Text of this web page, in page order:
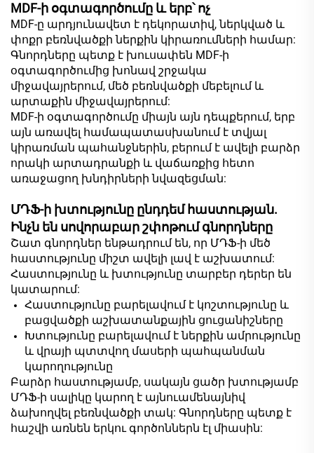
MDF-ի օգտագործումը և երբ՝ ոչ
MDF-ը արդյունավետ է դեկորատիվ, ներկված և
փոքր բեռնվածքի ներքին կիրառումների համար:
Գնորդները պետք է խուսափեն MDF-ի
օգտագործումից խոնավ շրջակա
միջավայրերում, մեծ բեռնվածքի մեբելում և
արտաքին միջավայրերում:
MDF-ի օգտագործումը միայն այն դեպքերում, երբ
այն առավել համապատասխանում է տվյալ
կիրառման պահանջներին, բերում է ավելի բարձր
որակի արտադրանքի և վաճառքից հետո
առաջացող խնդիրների նվազեցման:
ՄԴՖ-ի խտությունը ընդդեմ հաստության.
Ինչն են սովորաբար շփոթում գնորդները
Շատ գնորդներ ենթադրում են, որ ՄԴՖ-ի մեծ
հաստությունը միշտ ավելի լավ է աշխատում:
Հաստությունը և խտությունը տարբեր դերեր են
կատարում:
Հաստությունը բարելավում է կոշտությունը և
բացվածքի աշխատանքային ցուցանիշները
Խտությունը բարելավում է ներքին ամրությունը
և վրայի պտտվող մասերի պահպանման
կարողությունը
Բարձր հաստությամբ, սակայն ցածր խտությամբ
ՄԴՖ-ի սալիկը կարող է այնուամենայնիվ
ձախողվել բեռնվածքի տակ: Գնորդները պետք է
հաշվի առնեն երկու գործոններն էլ միասին: